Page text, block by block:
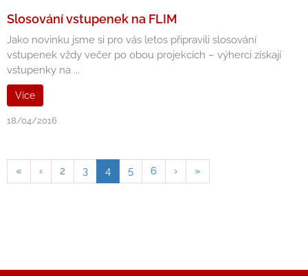
Slosování vstupenek na FLIM
Jako novinku jsme si pro vás letos připravili slosování
vstupenek vždy večer po obou projekcích – výherci získají
vstupenky na ...
Více
18/04/2016
« ‹ 2 3 4 5 6 › »